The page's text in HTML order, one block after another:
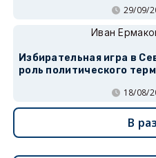
29/09/
Иван
Избирательная игра в
роль политического
18/08/
В